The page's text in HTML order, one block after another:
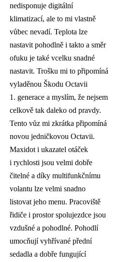
nedisponuje digitální
klimatizací, ale to mi vlastně
vůbec nevadí. Teplota lze
nastavit pohodlně i takto a směr
ofuku je také vcelku snadné
nastavit. Trošku mi to připomíná
vyladěnou Škodu Octavii
1. generace a myslím, že nejsem
celkově tak daleko od pravdy.
Tento vůz mi zkrátka připomíná
novou jedničkovou Octavii.
Maxidot i ukazatel otáček
i rychlosti jsou velmi dobře
čitelné a díky multifunkčnímu
volantu lze velmi snadno
listovat jeho menu. Pracoviště
řidiče i prostor spolujezdce jsou
vzdušné a pohodlné. Pohodlí
umocňují vyhřívané přední
sedadla a dobře fungující